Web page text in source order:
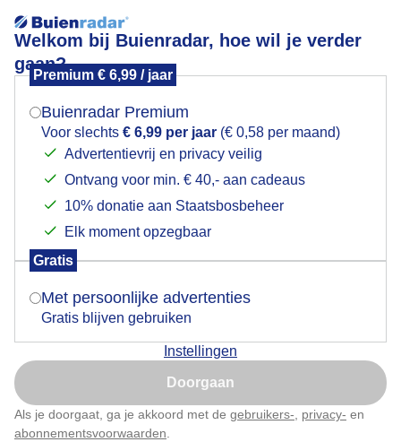
Welkom bij Buienradar, hoe wil je verder
gaan?
Premium € 6,99 / jaar
Buienradar Premium
Voor slechts € 6,99 per jaar (€ 0,58 per maand)
Advertentievrij en privacy veilig
Ontvang voor min. € 40,- aan cadeaus
10% donatie aan Staatsbosbeheer
Elk moment opzegbaar
Gratis
Met persoonlijke advertenties
Gratis blijven gebruiken
Instellingen
Doorgaan
Als je doorgaat, ga je akkoord met de gebruikers- privacy- en
abonnementsvoorwaarden
Onweersbui in Nunspeet
Door: Regina Vastenhout Gemaakt: 10-06-2026, 877x bekeken
Mogen we je locatie gebruiken voor het
Indien je hier nog geen akkoord op hebt gegeven,
verschijnt er zo een pop-up uit je browser waarin
Is goed, toon de popup
Nu niet, misschien later
Klik hierom dit aan te passen